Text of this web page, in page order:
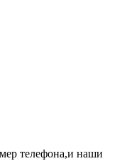
телефона,и наши